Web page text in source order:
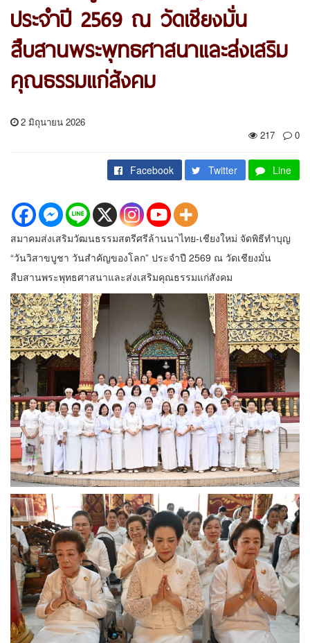
ประจำปี 2569 ณ วัดเชียงมั่น
สืบสานพระพุทธศาสนาและส่งเสริม
คุณธรรมแก่สังคม
2 มิถุนายน 2026
217
0
Facebook Twitter Line
สมาคมส่งเสริมวัฒนธรรมสตรีศรีล้านนาไทย-เชียงใหม่ จัดพิธีทำบุญ
“วันวิสาขบูชา วันสำคัญของโลก” ประจำปี 2569 ณ วัดเชียงมั่น
สืบสานพระพุทธศาสนาและส่งเสริมคุณธรรมแก่สังคม